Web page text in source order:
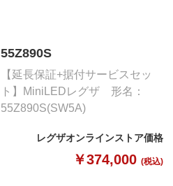
55Z890S
【延長保証+据付サービスセッ
ト】MiniLEDレグザ 形名：
55Z890S(SW5A)
レグザオンラインストア価格
￥374,000 (税込)